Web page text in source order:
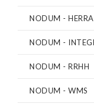
NODUM -
NODUM -
NODUM - RRHH
NODUM - WMS